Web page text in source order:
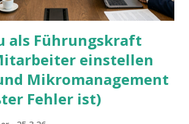
als Führungskraft
einstellen
Mikromanagement
Fehler ist)